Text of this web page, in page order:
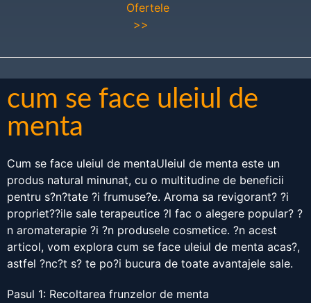
Ofertele
>>
cum se face uleiul de
menta
Cum se face uleiul de mentaUleiul de menta este un
produs natural minunat, cu o multitudine de beneficii
pentru s?n?tate ?i frumuse?e. Aroma sa revigorant? ?i
propriet??ile sale terapeutice ?l fac o alegere popular? ?
n aromaterapie ?i ?n produsele cosmetice. ?n acest
articol, vom explora cum se face uleiul de menta acas?,
astfel ?nc?t s? te po?i bucura de toate avantajele sale.
Pasul 1: Recoltarea frunzelor de menta